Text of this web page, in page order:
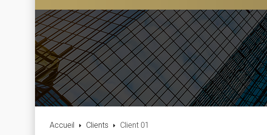
Accueil Clients Client 01